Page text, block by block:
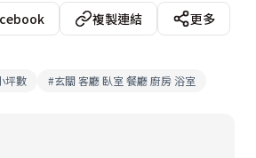
複製連結
更多
坪數 #玄關 客廳 臥室 餐廳 廚房 浴室